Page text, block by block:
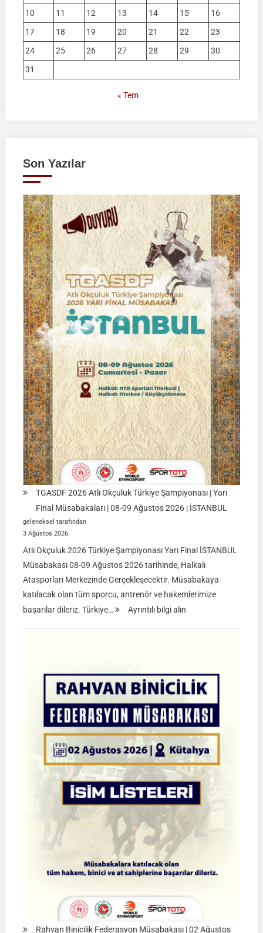
10
11 12 13 14 15
16
17
18 19 20 21 22
23
24
25 26 27 28 29
30
31
« Tem
Son Yazılar
TGASDF 2026 Atlı Okçuluk Türkiye Şampiyonası | Yarı
Final Müsabakaları | 08-09 Ağustos 2026 | İSTANBUL
geleneksel tarafından
3 Ağustos 2026
Atlı Okçuluk 2026 Türkiye Şampiyonası Yarı Final İSTANBUL
Müsabakası 08-09 Ağustos 2026 tarihinde, Halkalı
Atasporları Merkezinde Gerçekleşecektir. Müsabakaya
katılacak olan tüm sporcu, antrenör ve hakemlerimize
başarılar dileriz. Türkiye…
Ayrıntılı bilgi alın:
Türkiye
Şampiyonası
Yarı
Final
Müsabakaları
|
08-
09
2026
İSTANBUL
Rahvan Binicilik Federasyon Müsabakası | 02 Ağustos